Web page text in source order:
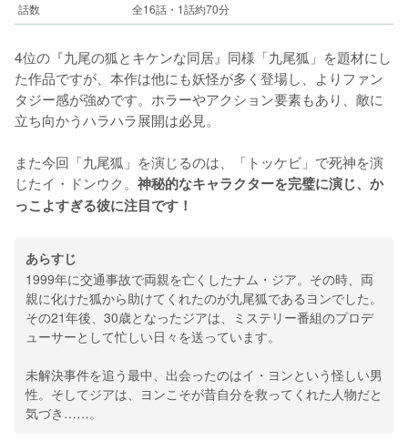
話数
全16話・1話約70分
4位の『九尾の狐とキケンな同居』同様「九尾狐」を題材にし
た作品ですが、本作は他にも妖怪が多く登場し、よりファン
タジー感が強めです。ホラーやアクション要素もあり、敵に
立ち向かうハラハラ展開は必見。
また今回「九尾狐」を演じるのは、「トッケビ」で死神を演
じたイ・ドンウク。 神秘的なキャラクターを完璧に演じ、か
っこよすぎる彼に注目です！
あらすじ
1999年に交通事故で両親を亡くしたナム・ジア。その時、両
親に化けた狐から助けてくれたのが九尾狐であるヨンでした。
その21年後、30歳となったジアは、ミステリー番組のプロデ
ューサーとして忙しい日々を送っています。
未解決事件を追う最中、出会ったのはイ・ヨンという怪しい男
性。そしてジアは、ヨンこそが昔自分を救ってくれた人物だと
気づき……。